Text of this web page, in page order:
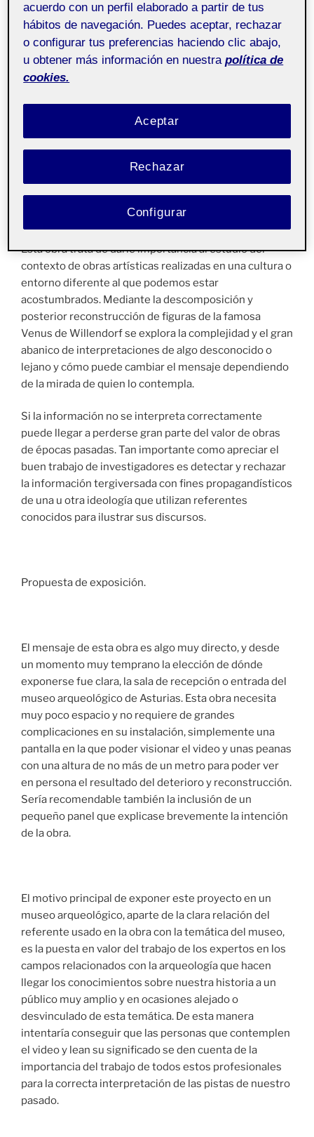
Ficha técnica.
Autor: Manuel Martínez Álvarez.
Título: Des- composición.
Fecha creación: junio 2021
Técnicas y soporte: Cera derretida registrada en video.
Duración: 1:07 minutos.
Descripción.
Esta obra trata de darle importancia al estudio del
contexto de obras artísticas realizadas en una cultura o
entorno diferente al que podemos estar
acostumbrados. Mediante la descomposición y
posterior reconstrucción de figuras de la famosa
Venus de Willendorf se explora la complejidad y el gran
abanico de interpretaciones de algo desconocido o
lejano y cómo puede cambiar el mensaje dependiendo
de la mirada de quien lo contempla.
Si la información no se interpreta correctamente
puede llegar a perderse gran parte del valor de obras
de épocas pasadas. Tan importante como apreciar el
buen trabajo de investigadores es detectar y rechazar
la información tergiversada con fines propagandísticos
de una u otra ideología que utilizan referentes
conocidos para ilustrar sus discursos.
Propuesta de exposición.
El mensaje de esta obra es algo muy directo, y desde
un momento muy temprano la elección de dónde
exponerse fue clara, la sala de recepción o entrada del
museo arqueológico de Asturias. Esta obra necesita
muy poco espacio y no requiere de grandes
complicaciones en su instalación, simplemente una
pantalla en la que poder visionar el video y unas peanas
con una altura de no más de un metro para poder ver
en persona el resultado del deterioro y reconstrucción.
Sería recomendable también la inclusión de un
pequeño panel que explicase brevemente la intención
de la obra.
El motivo principal de exponer este proyecto en un
museo arqueológico, aparte de la clara relación del
referente usado en la obra con la temática del museo,
es la puesta en valor del trabajo de los expertos en los
campos relacionados con la arqueología que hacen
llegar los conocimientos sobre nuestra historia a un
público muy amplio y en ocasiones alejado o
desvinculado de esta temática. De esta manera
intentaría conseguir que las personas que contemplen
el video y lean su significado se den cuenta de la
importancia del trabajo de todos estos profesionales
para la correcta interpretación de las pistas de nuestro
pasado.
acuerdo con un perfil elaborado a partir de tus
hábitos de navegación. Puedes aceptar, rechazar
o configurar tus preferencias haciendo clic abajo,
u obtener más información en nuestra política de
cookies.
Rechazar
Aceptar
Configurar